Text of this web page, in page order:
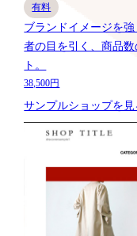
有料
ブランドイメージを
者の目を引く、商品
ト。
38,500円
サンプルショップを見